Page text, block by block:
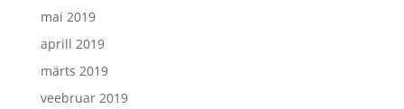
mai 2019
aprill 2019
märts 2019
veebruar 2019